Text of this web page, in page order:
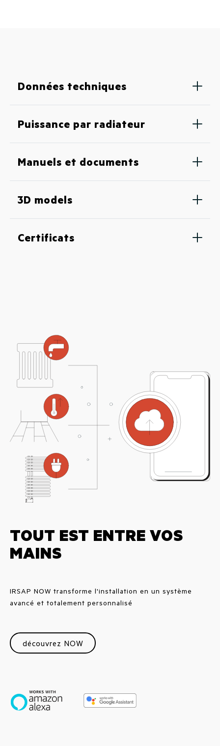
Données techniques
Puissance par radiateur
Manuels et documents
3D models
Certificats
TOUT EST ENTRE VOS
MAINS
IRSAP NOW transforme l'installation en un système
avancé et totalement personnalisé
découvrez NOW